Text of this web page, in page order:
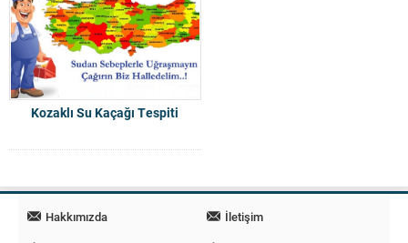
Kozaklı Su Kaçağı Tespiti
Hakkımızda
İletişim